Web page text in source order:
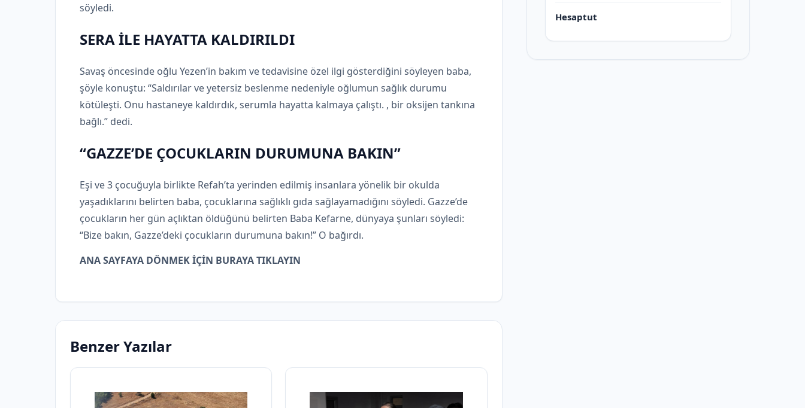
söyledi.
SERA İLE HAYATTA KALDIRILDI
Savaş öncesinde oğlu Yezen’in bakım ve tedavisine özel ilgi gösterdiğini söyleyen baba,
şöyle konuştu: “Saldırılar ve yetersiz beslenme nedeniyle oğlumun sağlık durumu
kötüleşti. Onu hastaneye kaldırdık, serumla hayatta kalmaya çalıştı. , bir oksijen tankına
bağlı.” dedi.
“GAZZE’DE ÇOCUKLARIN DURUMUNA BAKIN”
Eşi ve 3 çocuğuyla birlikte Refah’ta yerinden edilmiş insanlara yönelik bir okulda
yaşadıklarını belirten baba, çocuklarına sağlıklı gıda sağlayamadığını söyledi. Gazze’de
çocukların her gün açlıktan öldüğünü belirten Baba Kefarne, dünyaya şunları söyledi:
“Bize bakın, Gazze’deki çocukların durumuna bakın!” O bağırdı.
ANA SAYFAYA DÖNMEK İÇİN BURAYA TIKLAYIN
Benzer Yazılar
Hesaptut